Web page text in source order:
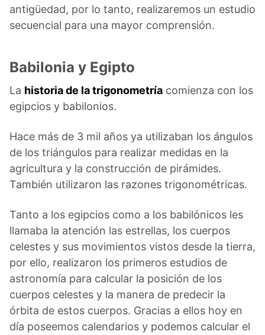
antigüedad, por lo tanto, realizaremos un estudio
secuencial para una mayor comprensión.
Babilonia y Egipto
La historia de la trigonometría comienza con los
egipcios y babilonios.
Hace más de 3 mil años ya utilizaban los ángulos
de los triángulos para realizar medidas en la
agricultura y la construcción de pirámides.
También utilizaron las razones trigonométricas.
Tanto a los egipcios como a los babilónicos les
llamaba la atención las estrellas, los cuerpos
celestes y sus movimientos vistos desde la tierra,
por ello, realizaron los primeros estudios de
astronomía para calcular la posición de los
cuerpos celestes y la manera de predecir la
órbita de estos cuerpos. Gracias a ellos hoy en
día poseemos calendarios y podemos calcular el